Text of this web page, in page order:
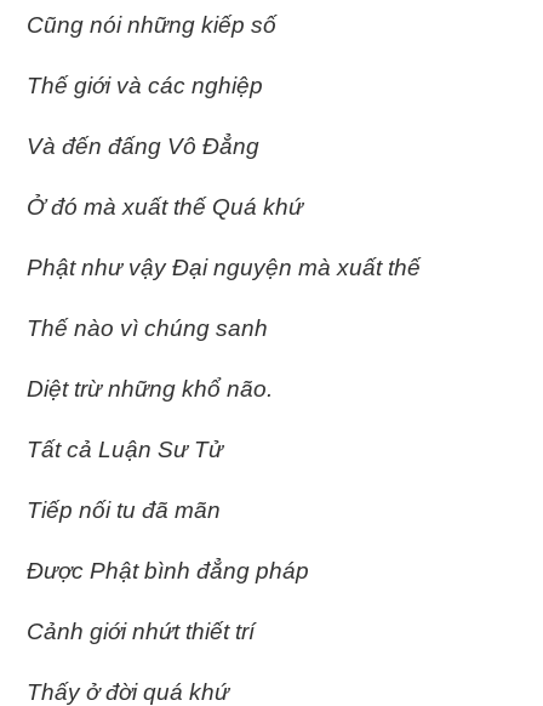
Cũng nói những kiếp số
Thế giới và các nghiệp
Và đến đấng Vô Ðẳng
Ở đó mà xuất thế Quá khứ
Phật như vậy Ðại nguyện mà xuất thế
Thế nào vì chúng sanh
Diệt trừ những khổ não.
Tất cả Luận Sư Tử
Tiếp nối tu đã mãn
Ðược Phật bình đẳng pháp
Cảnh giới nhứt thiết trí
Thấy ở đời quá khứ